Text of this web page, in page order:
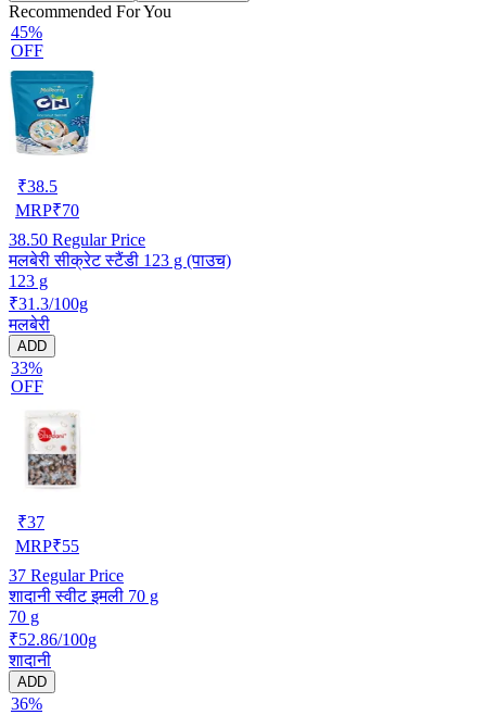
Recommended For You
45%
OFF
₹38.5
MRP₹70
38.50 Regular Price
मलबेरी सीक्रेट स्टैंडी 123 g (पाउच)
123 g
₹31.3/100g
मलबेरी
ADD
33%
OFF
₹37
MRP₹55
37 Regular Price
शादानी स्वीट इमली 70 g
70 g
₹52.86/100g
शादानी
ADD
36%